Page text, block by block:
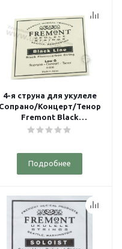
4-я струна для укулеле
Сопрано/Концерт/Тенор
Fremont Black
Fluorocarbon Low-G String
Подробнее